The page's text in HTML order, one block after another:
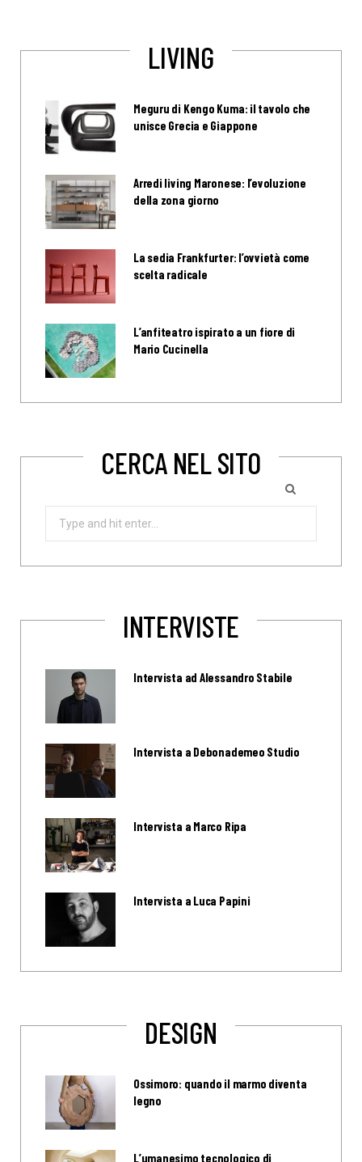
LIVING
Meguru di Kengo Kuma: il tavolo che
unisce Grecia e Giappone
Arredi living Maronese: l’evoluzione
della zona giorno
La sedia Frankfurter: l’ovvietà come
scelta radicale
L’anfiteatro ispirato a un fiore di
Mario Cucinella
CERCA NEL SITO
Search
INTERVISTE
Intervista ad Alessandro Stabile
Intervista a Debonademeo Studio
Intervista a Marco Ripa
Intervista a Luca Papini
DESIGN
Ossimoro: quando il marmo diventa
legno
L’umanesimo tecnologico di